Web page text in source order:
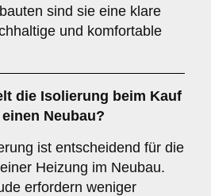
sind sie eine klare
und komfortable
die Isolierung beim Kauf
Neubau?
ist entscheidend für die
Heizung im Neubau.
erfordern weniger